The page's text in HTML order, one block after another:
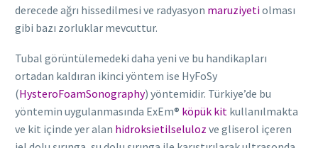
derecede ağrı hissedilmesi ve radyasyon maruziyetiolması
gibi bazı zorluklar mevcuttur.
Tubal görüntülemedeki daha yeni ve bu handikapları
ortadan kaldıran ikinci yöntem ise HyFoSy
(HysteroFoamSonography) yöntemidir. Türkiye’de bu
yöntemin uygulanmasında ExEm® köpük kit kullanılmakta
ve kit içinde yer alan hidroksietilseluloz ve gliserol içeren